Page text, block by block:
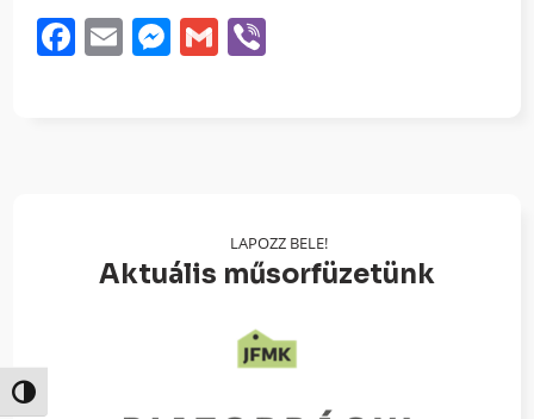
Nagy kontraszt váltása
Facebook
EmailMessenger
Gmail
LAPOZZ BELE!
Aktuális műsorfüzetünk